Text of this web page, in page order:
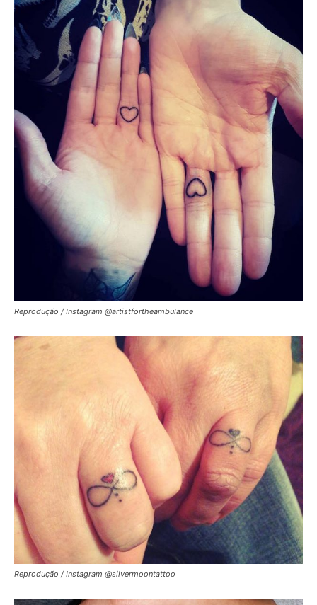
Reprodução / Instagram @artistfortheambulance
Reprodução / Instagram @silvermoontattoo